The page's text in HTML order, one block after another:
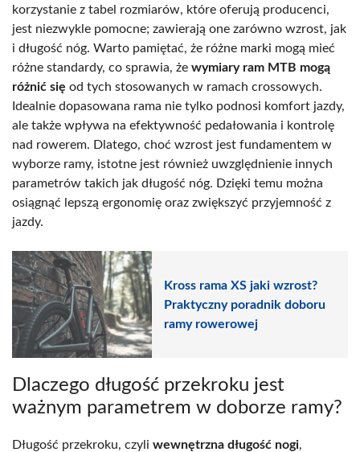
korzystanie z tabel rozmiarów, które oferują producenci,
jest niezwykle pomocne; zawierają one zarówno wzrost, jak
i długość nóg. Warto pamiętać, że różne marki mogą mieć
różne standardy, co sprawia, że wymiary ram MTB mogą
różnić się od tych stosowanych w ramach crossowych.
Idealnie dopasowana rama nie tylko podnosi komfort jazdy,
ale także wpływa na efektywność pedałowania i kontrolę
nad rowerem. Dlatego, choć wzrost jest fundamentem w
wyborze ramy, istotne jest również uwzględnienie innych
parametrów takich jak długość nóg. Dzięki temu można
osiągnąć lepszą ergonomię oraz zwiększyć przyjemność z
jazdy.
Kross rama XS jaki wzrost?
Praktyczny poradnik doboru
ramy rowerowej
Dlaczego długość przekroku jest
ważnym parametrem w doborze ramy?
Długość przekroku, czyli wewnętrzna długość nogi,